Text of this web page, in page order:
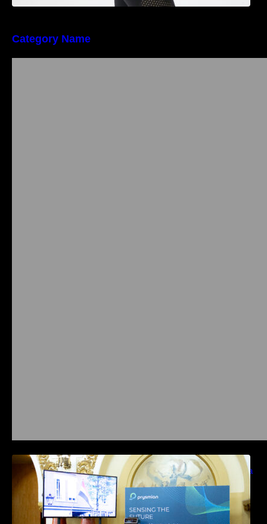
Category Name
Prysmian aduce la COMM26 tehnologii de
sensing si Digital Energy pentru monitorizarea
in timp real a infrastrucrutilor critice